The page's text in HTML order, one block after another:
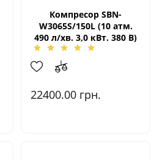
Компресор SBN-
W3065S/150L (10 атм.
490 л/хв. 3,0 кВт. 380 В)
22400.00 грн.